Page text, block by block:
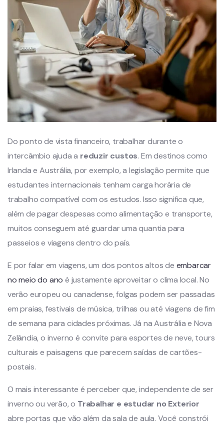
Do ponto de vista financeiro, trabalhar durante o
intercâmbio ajuda a reduzir custos. Em destinos como
Irlanda e Austrália, por exemplo, a legislação permite que
estudantes internacionais tenham carga horária de
trabalho compatível com os estudos. Isso significa que,
além de pagar despesas como alimentação e transporte,
muitos conseguem até guardar uma quantia para
passeios e viagens dentro do país.
E por falar em viagens, um dos pontos altos de embarcar
no meio do ano é justamente aproveitar o clima local. No
verão europeu ou canadense, folgas podem ser passadas
em praias, festivais de música, trilhas ou até viagens de fim
de semana para cidades próximas. Já na Austrália e Nova
Zelândia, o inverno é convite para esportes de neve, tours
culturais e paisagens que parecem saídas de cartões-
postais.
O mais interessante é perceber que, independente de ser
inverno ou verão, o Trabalhar e estudar no Exterior
abre portas que vão além da sala de aula. Você constrói